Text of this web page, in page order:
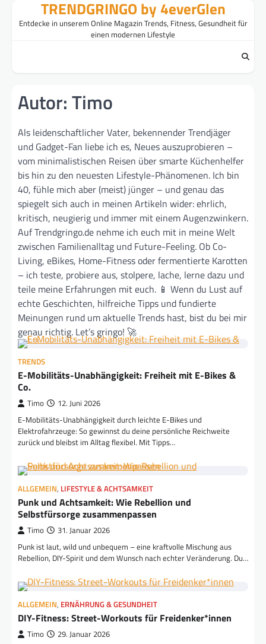
TRENDGRINGO by 4everGlen
Entdecke in unserem Online Magazin Trends, Fitness, Gesundheit für
einen modernen Lifestyle
Autor:Timo
Als leidenschaftlicher Vater, bekennender Trendjäger
und Gadget-Fan liebe ich es, Neues auszuprobieren –
vom minimalistischen Reisen über smarte Küchenhelfer
bis hin zu den neuesten Lifestyle-Phänomenen. Ich bin
40, fühle mich aber (meist) jünger – und genau das
spiegelt sich auch in meinen Artikeln wider: ehrlich,
kritisch, neugierig und immer mit einem Augenzwinkern.
Auf Trendgringo.de nehme ich euch mit in meine Welt
zwischen Familienalltag und Future-Feeling. Ob Co-
Living, eBikes, Home-Fitness oder fermentierte Karotten
– ich teste, probiere aus, stolpere, lache, lerne dazu und
teile meine Erfahrungen mit euch. 📱 Wenn du Lust auf
echte Geschichten, hilfreiche Tipps und fundierte
Meinungen rund um aktuelle Trends hast, bist du bei mir
genau richtig. Let’s gringo! 🚀
TRENDS
E-Mobilitäts-Unabhängigkeit: Freiheit mit E-Bikes &
Co.
Timo 12. Juni 2026
E-Mobilitäts-Unabhängigkeit durch leichte E-Bikes und
Elektrofahrzeuge: So gewinnst du deine persönliche Reichweite
zurück und bleibst im Alltag flexibel. Mit Tipps…
ALLGEMEIN, LIFESTYLE & ACHTSAMKEIT
Punk und Achtsamkeit: Wie Rebellion und
Selbstfürsorge zusammenpassen
Timo 31. Januar 2026
Punk ist laut, wild und unbequem – eine kraftvolle Mischung aus
Rebellion, DIY-Spirit und dem Wunsch nach echter Veränderung. Du…
ALLGEMEIN, ERNÄHRUNG & GESUNDHEIT
DIY-Fitness: Street-Workouts für Freidenker*innen
Timo 29. Januar 2026